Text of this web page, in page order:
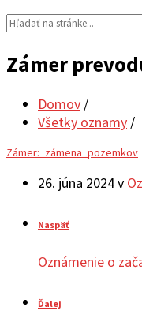
Vyhľadávanie:
Zámer
Domov /
Všetky oznamy /
Zámer:_zámena_pozemkov
26. júna 2024v
Naspäť
Oznámenie o
Ďalej